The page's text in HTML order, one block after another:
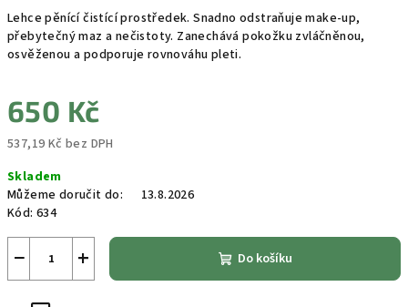
Lehce pěnící čistící prostředek. Snadno odstraňuje make-up,
přebytečný maz a nečistoty. Zanechává pokožku zvláčněnou,
osvěženou a podporuje rovnováhu pleti.
650 Kč
537,19 Kč bez DPH
cena:
Skladem
Můžeme doručit do:
13.8.2026
Kód: 634
+
− Do košíku